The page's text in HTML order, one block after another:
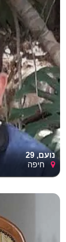
נועם, 29
חיפה